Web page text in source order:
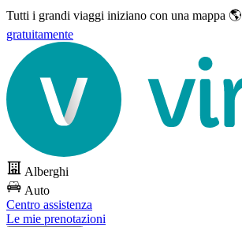
Tutti i grandi viaggi iniziano con una mappa 🌎
gratuitamente
Alberghi
Auto
Centro assistenza
Le mie prenotazioni